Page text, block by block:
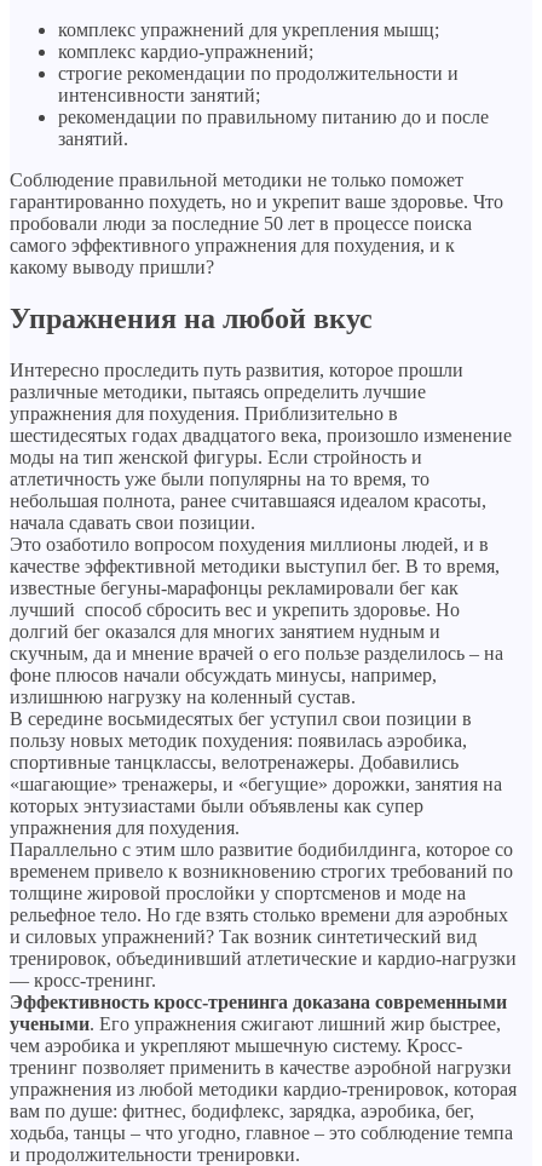
комплекс упражнений для укрепления мышц;
комплекс кардио-упражнений;
строгие рекомендации по продолжительности и
интенсивности занятий;
рекомендации по правильному питанию до и после
занятий.
Соблюдение правильной методики не только поможет
гарантированно похудеть, но и укрепит ваше здоровье. Что
пробовали люди за последние 50 лет в процессе поиска
самого эффективного упражнения для похудения, и к
какому выводу пришли?
Упражнения на любой вкус
Интересно проследить путь развития, которое прошли
различные методики, пытаясь определить лучшие
упражнения для похудения. Приблизительно в
шестидесятых годах двадцатого века, произошло изменение
моды на тип женской фигуры. Если стройность и
атлетичность уже были популярны на то время, то
небольшая полнота, ранее считавшаяся идеалом красоты,
начала сдавать свои позиции.
Это озаботило вопросом похудения миллионы людей, и в
качестве эффективной методики выступил бег. В то время,
известные бегуны-марафонцы рекламировали бег как
лучший способ сбросить вес и укрепить здоровье. Но
долгий бег оказался для многих занятием нудным и
скучным, да и мнение врачей о его пользе разделилось – на
фоне плюсов начали обсуждать минусы, например,
излишнюю нагрузку на коленный сустав.
В середине восьмидесятых бег уступил свои позиции в
пользу новых методик похудения: появилась аэробика,
спортивные танцклассы, велотренажеры. Добавились
«шагающие» тренажеры, и «бегущие» дорожки, занятия на
которых энтузиастами были объявлены как супер
упражнения для похудения.
Параллельно с этим шло развитие бодибилдинга, которое со
временем привело к возникновению строгих требований по
толщине жировой прослойки у спортсменов и моде на
рельефное тело. Но где взять столько времени для аэробных
и силовых упражнений? Так возник синтетический вид
тренировок, объединивший атлетические и кардио-нагрузки
— кросс-тренинг.
Эффективность кросс-тренинга доказана современными
учеными. Его упражнения сжигают лишний жир быстрее,
чем аэробика и укрепляют мышечную систему. Кросс-
тренинг позволяет применить в качестве аэробной нагрузки
упражнения из любой методики кардио-тренировок, которая
вам по душе: фитнес, бодифлекс, зарядка, аэробика, бег,
ходьба, танцы – что угодно, главное – это соблюдение темпа
и продолжительности тренировки.